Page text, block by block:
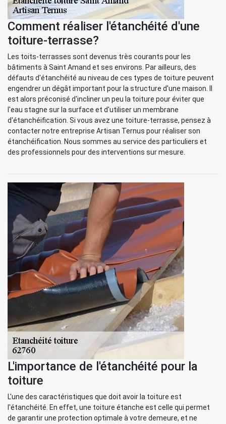
Comment réaliser l'étanchéité d'une
toiture-terrasse?
Les toits-terrasses sont devenus très courants pour les
bâtiments à Saint Amand et ses environs. Par ailleurs, des
défauts d'étanchéité au niveau de ces types de toiture peuvent
engendrer un dégât important pour la structure d'une maison. Il
est alors préconisé d'incliner un peu la toiture pour éviter que
l'eau stagne sur la surface et d'utiliser un membrane
d'étanchéification. Si vous avez une toiture-terrasse, pensez à
contacter notre entreprise Artisan Ternus pour réaliser son
étanchéification. Nous sommes au service des particuliers et
des professionnels pour des interventions sur mesure.
L'importance de l'étanchéité pour la
toiture
L'une des caractéristiques que doit avoir la toiture est
l'étanchéité. En effet, une toiture étanche est celle qui permet
de garantir une protection optimale à votre demeure, et ne